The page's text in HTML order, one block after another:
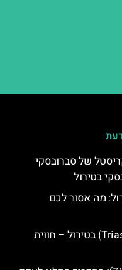
של סברובסקי
בטירול
מה אסור לכם
פארק הדינוזאורים (Triassic Park) בטירול – חווית